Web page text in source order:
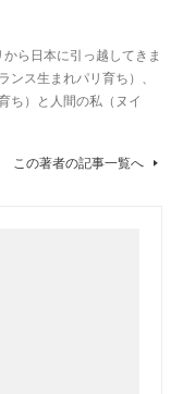
ら日本に引っ越してきま
ス生まれパリ育ち）、
ち）と人間の私（ヌイ
この著者の記事一覧へ